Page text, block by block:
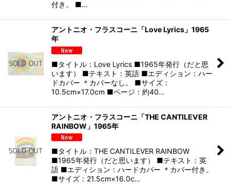
付き。 ■…
アントニオ・フラスコーニ「Love Lyrics」1965
年
■タイトル：Love Lyrics ■1965年発行（だと思
います） ■テキスト：英語 ■エディション：ハー
ドカバー ＊カバーなし。 ■サイズ：
10.5cm×17.0cm ■ページ：約40…
アントニオ・フラスコーニ「THE CANTILEVER
RAINBOW」1965年
■タイトル：THE CANTILEVER RAINBOW
■1965年発行（だと思います） ■テキスト：英
語 ■エディション：ハードカバー ＊カバー付き。
■サイズ：21.5cm×16.0c…